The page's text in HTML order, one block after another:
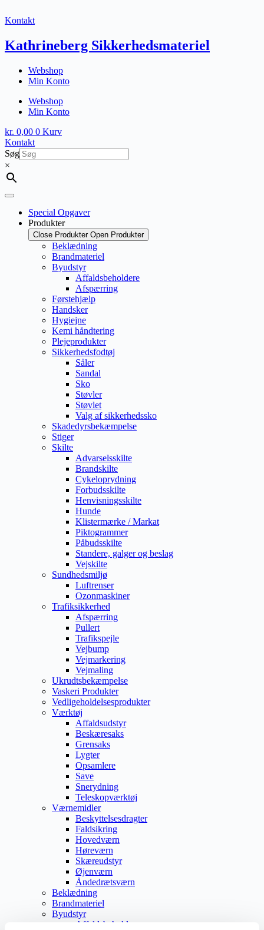
til
Kontakt
Kathrineberg Sikkerhedsmateriel
Webshop
Min Konto
Webshop
Min Konto
kr. 0,00 0 Kurv
Kontakt
Søg
×
Special Opgaver
Produkter
Close Produkter Open Produkter
Beklædning
Brandmateriel
Byudstyr
Affaldsbeholdere
Afspærring
Førstehjælp
Handsker
Hygiejne
Kemi håndtering
Plejeprodukter
Sikkerhedsfodtøj
Såler
Sandal
Sko
Støvler
Støvlet
Valg af sikkerhedssko
Skadedyrsbekæmpelse
Stiger
Skilte
Advarselsskilte
Brandskilte
Cykeloprydning
Forbudsskilte
Henvisningsskilte
Hunde
Klistermærke / Markat
Piktogrammer
Påbudsskilte
Standere, galger og beslag
Vejskilte
Sundhedsmiljø
Luftrenser
Ozonmaskiner
Trafiksikkerhed
Afspærring
Pullert
Trafikspejle
Vejbump
Vejmarkering
Vejmaling
Ukrudtsbekæmpelse
Vaskeri Produkter
Vedligeholdelsesprodukter
Værktøj
Affaldsudstyr
Beskæresaks
Grensaks
Lygter
Opsamlere
Save
Snerydning
Teleskopværktøj
Værnemidler
Beskyttelsesdragter
Faldsikring
Hovedværn
Høreværn
Skæreudstyr
Øjenværn
Åndedrætsværn
Beklædning
Brandmateriel
Byudstyr
Affaldsbeholdere